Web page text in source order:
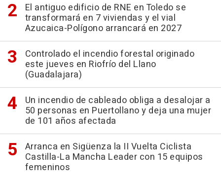
El antiguo edificio de RNE en Toledo se
transformará en 7 viviendas y el vial
Azucaica-Polígono arrancará en 2027
Controlado el incendio forestal originado
este jueves en Riofrío del Llano
(Guadalajara)
Un incendio de cableado obliga a desalojar a
50 personas en Puertollano y deja una mujer
de 101 años afectada
Arranca en Sigüenza la II Vuelta Ciclista
Castilla-La Mancha Leader con 15 equipos
femeninos